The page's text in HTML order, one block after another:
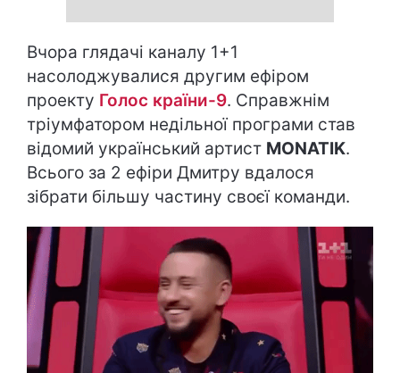
Вчора глядачі каналу 1+1
насолоджувалися другим ефіром
проекту Голос країни-9. Справжнім
тріумфатором недільної програми став
відомий український артист MONATIK.
Всього за 2 ефіри Дмитру вдалося
зібрати більшу частину своєї команди.